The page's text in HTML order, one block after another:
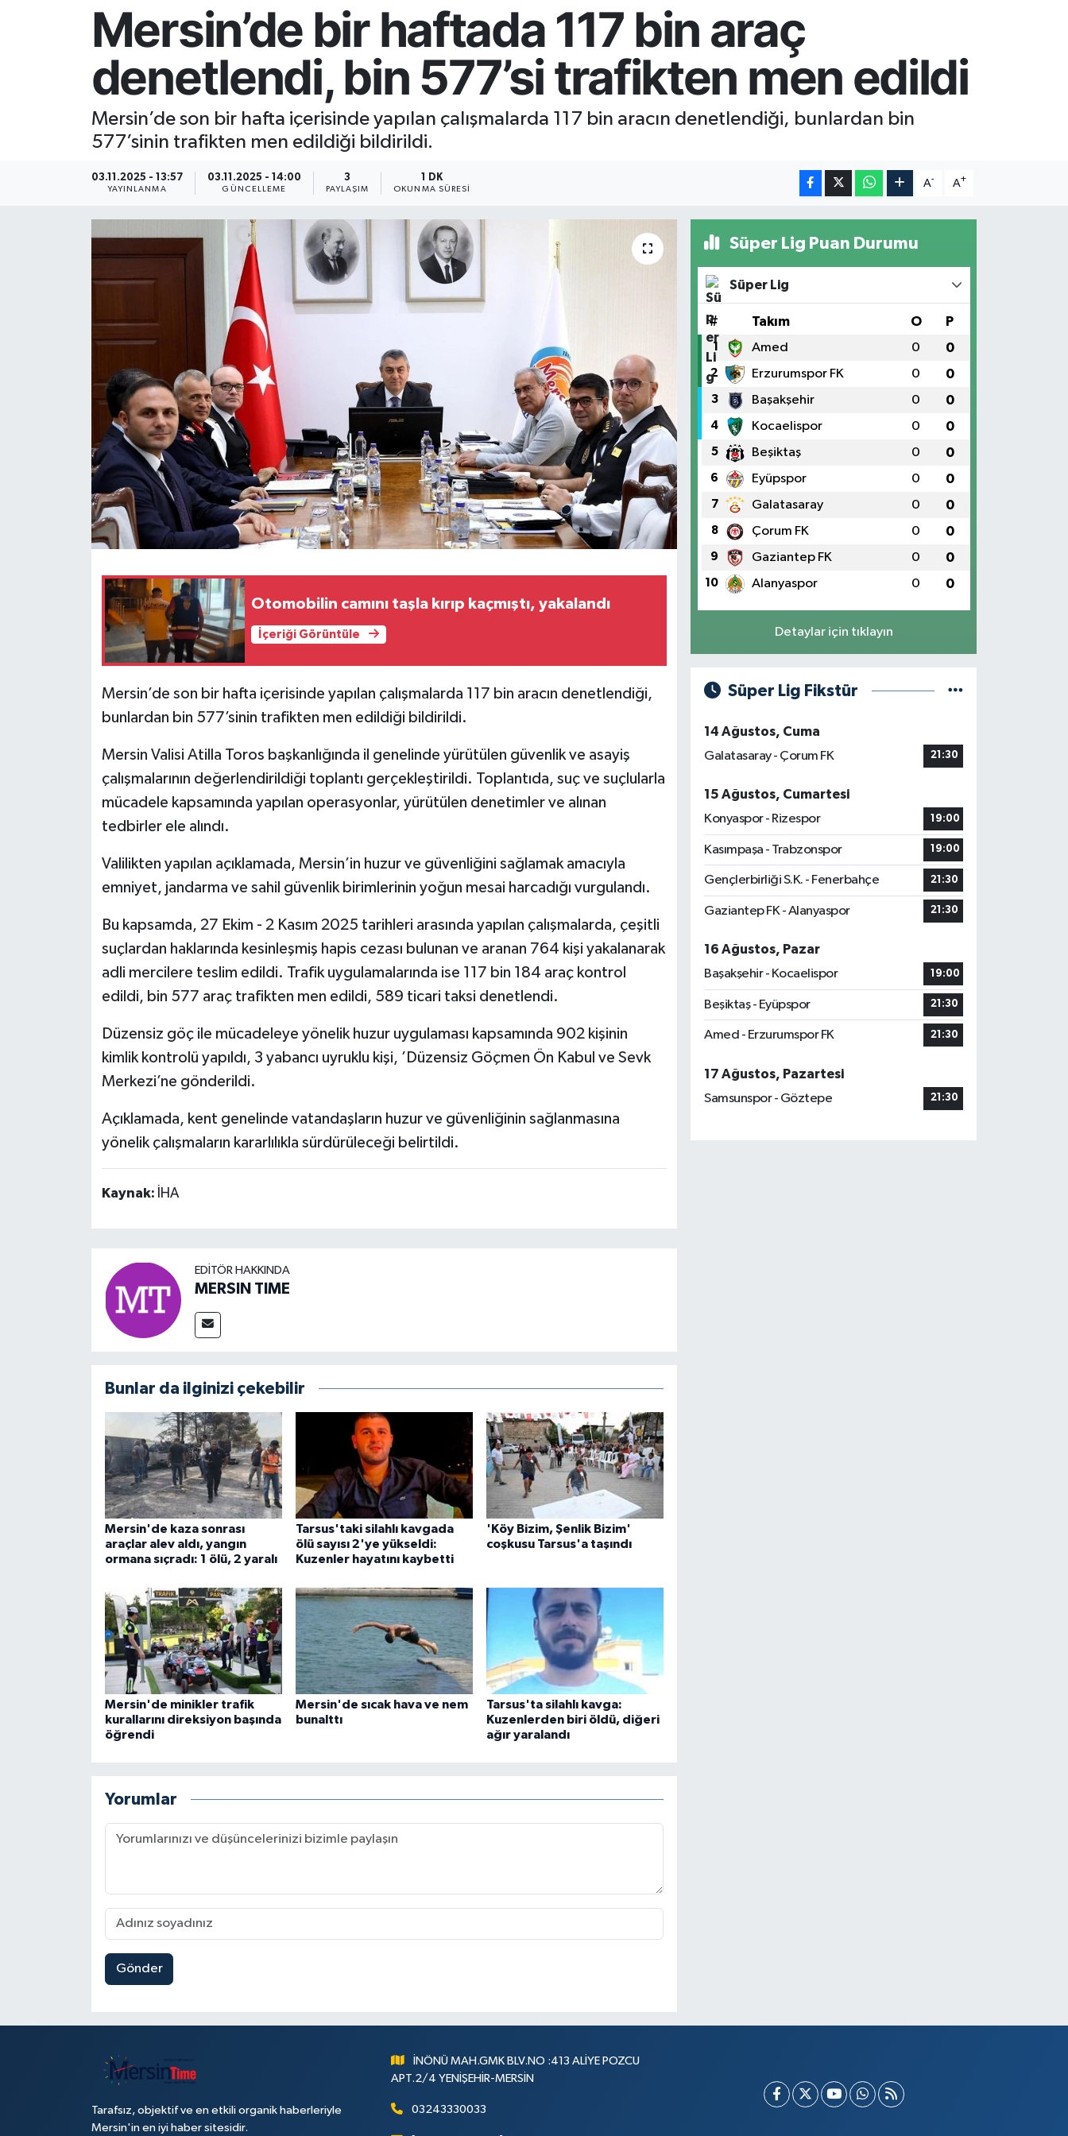
Mersin’de bir haftada 117 bin araç
denetlendi, bin 577’si trafikten men edildi
Mersin’de son bir hafta içerisinde yapılan çalışmalarda 117 bin aracın denetlendiği, bunlardan bin
577’sinin trafikten men edildiği bildirildi.
03.11.2025 - 13:57
YAYINLANMA
03.11.2025 - 14:00
GÜNCELLEME
3
PAYLAŞIM
1 DK
OKUNMA SÜRESI
A- A+
Otomobilin camını taşla kırıp kaçmıştı, yakalandı
İçeriği Görüntüle
Mersin’de son bir hafta içerisinde yapılan çalışmalarda 117 bin aracın denetlendiği,
bunlardan bin 577’sinin trafikten men edildiği bildirildi.
Mersin Valisi Atilla Toros başkanlığında il genelinde yürütülen güvenlik ve asayiş
çalışmalarının değerlendirildiği toplantı gerçekleştirildi. Toplantıda, suç ve suçlularla
mücadele kapsamında yapılan operasyonlar, yürütülen denetimler ve alınan
tedbirler ele alındı.
Valilikten yapılan açıklamada, Mersin’in huzur ve güvenliğini sağlamak amacıyla
emniyet, jandarma ve sahil güvenlik birimlerinin yoğun mesai harcadığı vurgulandı.
Bu kapsamda, 27 Ekim - 2 Kasım 2025 tarihleri arasında yapılan çalışmalarda, çeşitli
suçlardan haklarında kesinleşmiş hapis cezası bulunan ve aranan 764 kişi yakalanarak
adli mercilere teslim edildi. Trafik uygulamalarında ise 117 bin 184 araç kontrol
edildi, bin 577 araç trafikten men edildi, 589 ticari taksi denetlendi.
Düzensiz göç ile mücadeleye yönelik huzur uygulaması kapsamında 902 kişinin
kimlik kontrolü yapıldı, 3 yabancı uyruklu kişi, ’Düzensiz Göçmen Ön Kabul ve Sevk
Merkezi’ne gönderildi.
Açıklamada, kent genelinde vatandaşların huzur ve güvenliğinin sağlanmasına
yönelik çalışmaların kararlılıkla sürdürüleceği belirtildi.
Kaynak: İHA
EDITÖR HAKKINDA
MERSIN TIME
Bunlar da ilginizi çekebilir
Mersin'de kaza sonrası
araçlar alev aldı, yangın
ormana sıçradı: 1 ölü, 2 yaralı
Tarsus'taki silahlı kavgada
ölü sayısı 2'ye yükseldi:
Kuzenler hayatını kaybetti
'Köy Bizim, Şenlik Bizim'
coşkusu Tarsus'a taşındı
Mersin'de minikler trafik
kurallarını direksiyon başında
öğrendi
Mersin'de sıcak hava ve nem
bunalttı
Tarsus'ta silahlı kavga:
Kuzenlerden biri öldü, diğeri
ağır yaralandı
Yorumlar
Gönder
Süper Lig Puan Durumu
Süper Lig
# Takım O P
1 Amed 0 0
2 Erzurumspor FK 0 0
3 Başakşehir 0 0
4 Kocaelispor 0 0
5 Beşiktaş 0 0
6 Eyüpspor 0 0
7 Galatasaray 0 0
8 Çorum FK 0 0
9 Gaziantep FK 0 0
10 Alanyaspor 0 0
Detaylar için tıklayın
Süper Lig Fikstür
14 Ağustos, Cuma
Galatasaray - Çorum FK
21:30
15 Ağustos, Cumartesi
Konyaspor - Rizespor
19:00
Kasımpaşa - Trabzonspor 19:00
Gençlerbirliği S.K. - Fenerbahçe 21:30
Gaziantep FK - Alanyaspor 21:30
16 Ağustos, Pazar
Başakşehir - Kocaelispor
19:00
Beşiktaş - Eyüpspor 21:30
Amed - Erzurumspor FK 21:30
17 Ağustos, Pazartesi
Samsunspor - Göztepe
21:30
Tarafsız, objektif ve en etkili organik haberleriyle
Mersin'in en iyi haber sitesidir.
İNÖNÜ MAH.GMK BLV.NO :413 ALİYE POZCU
APT.2/4 YENİŞEHİR-MERSİN
03243330033
Resmi İlan